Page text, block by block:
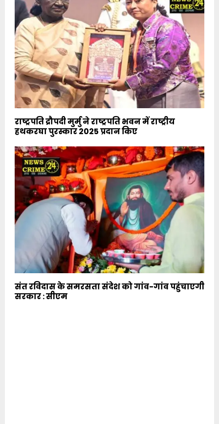
राष्ट्रपति द्रौपदी मुर्मु ने राष्ट्रपति भवन में राष्ट्रीय
हथकरघा पुरस्कार 2025 प्रदान किए
संत रविदास के समरसता संदेश को गांव-गांव पहुंचाएगी
सरकार : सीएम